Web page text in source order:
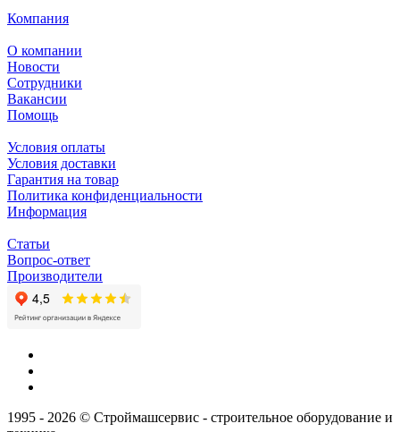
Компания
О компании
Новости
Сотрудники
Вакансии
Помощь
Условия оплаты
Условия доставки
Гарантия на товар
Политика конфиденциальности
Информация
Статьи
Вопрос-ответ
Производители
1995 - 2026 © Строймашсервис - строительное оборудование и